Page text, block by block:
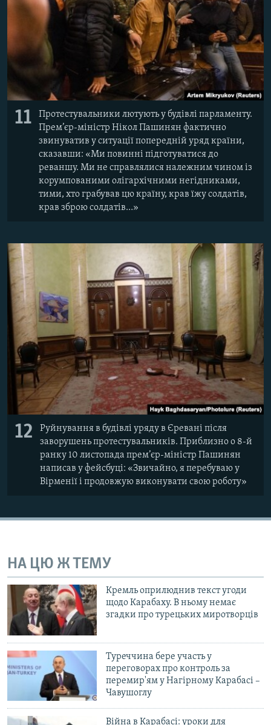
11
Протестувальники лютують у будівлі парламенту.
Прем’єр-міністр Нікол Пашинян фактично
звинуватив у ситуації попередній уряд країни,
сказавши: «Ми повинні підготуватися до
реваншу. Ми не справлялися належним чином із
корумпованими олігархічними негідниками,
тими, хто грабував цю країну, крав їжу солдатів,
крав зброю солдатів…»
12
Руйнування в будівлі уряду в Єревані після
заворушень протестувальників. Приблизно о 8-й
ранку 10 листопада прем’єр-міністр Пашинян
написав у фейсбуці: «Звичайно, я перебуваю у
Вірменії і продовжую виконувати свою роботу»
НА ЦЮ Ж ТЕМУ
Кремль оприлюднив текст угоди
щодо Карабаху. В ньому немає
згадки про турецьких миротворців
Туреччина бере участь у
переговорах про контроль за
перемир'ям у Нагірному Карабасі –
Чавушоглу
Війна в Карабасі: уроки для